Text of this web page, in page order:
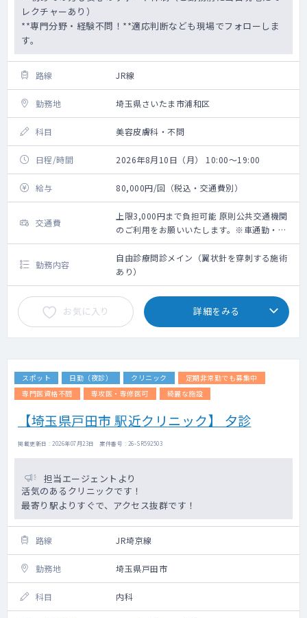
レクチャーあり）
**専門分野・経験不問！**適応判断なども現場でフォローしま
す。
路線 JR線
勤務地 埼玉県さいたま市浦和区
科目 美容皮膚科・不問
日程/時間 2026年8月10日（月） 10:00～19:00
給与 80,000円/回（税込・交通費別）
交通費
上限3,000円まで負担可能 原則公共交通機関
のご利用をお願いいたします。※車通勤・タ
クシー利用要相談
勤務内容
自由診療問診メイン（翼状針を穿刺する施術
あり）
お気に入り 詳細をみる
スポット 日勤（夜診） クリニック
定期非常勤でも募集中
専門医資格不問
専攻医・専修医可 綺麗な施設
【埼玉県戸田市 駅近クリニック】 夕診
掲載更新日 : 2026年07月23日 案件番号 : 26-SR592503
担当エージェントより
活気のあるクリニックです！
最寄り駅よりすぐで、アクセス抜群です！
路線 JR埼京線
勤務地 埼玉県戸田市
科目 内科